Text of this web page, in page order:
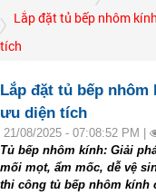
Lắp đặt tủ bếp nhôm
tích
Lắp đặt tủ bếp
ưu diện tích
21/08/2025 - 07:08:52 PM |
Tủ bếp nhôm kính: Giải
mối mọt, ẩm mốc, dễ vệ
thi công tủ bếp nhôm kính